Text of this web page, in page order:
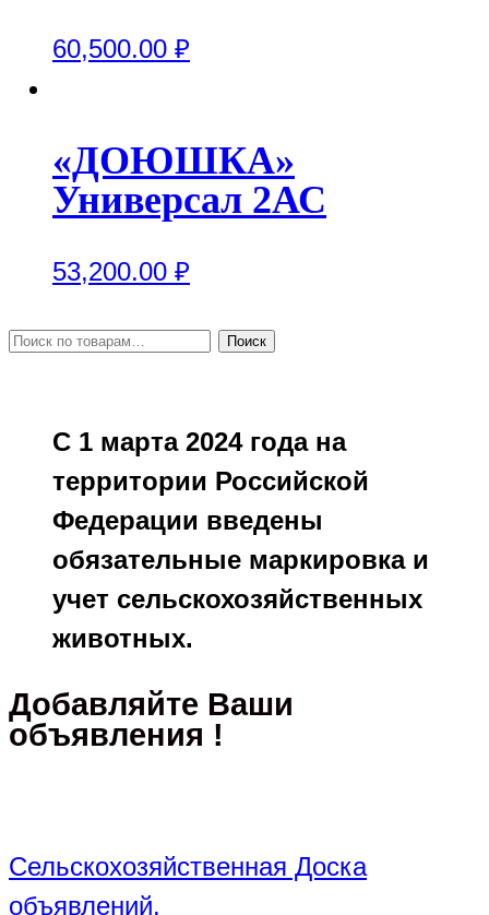
60,500.00 ₽
«ДОЮШКА»
Универсал 2АС
53,200.00 ₽
Искать: Поиск
С 1 марта 2024 года на
территории Российской
Федерации введены
обязательные маркировка и
учет сельскохозяйственных
животных.
Добавляйте Ваши
объявления !
Сельскохозяйственная Доска
объявлений.